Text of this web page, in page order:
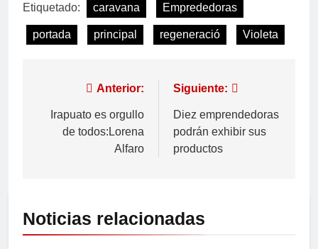
Etiquetado: caravana Emprededoras
portada principal regeneració Violeta
Anterior:
Irapuato es orgullo
de todos:Lorena
Alfaro
Siguiente:
Diez emprendedoras
podrán exhibir sus
productos
Noticias relacionadas